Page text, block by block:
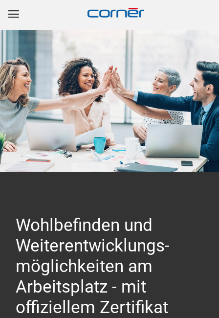
Wohlbefinden und
Weiterentwicklungs-
möglichkeiten am
Arbeitsplatz - mit
offiziellem Zertifikat